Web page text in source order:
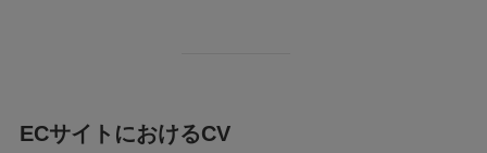
ECサイトにおけるCV